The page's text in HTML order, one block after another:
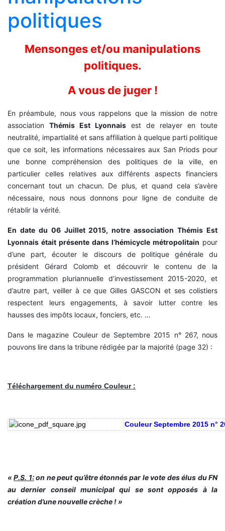
politiques
Mensonges et/ou manipulations
politiques.
A vous de juger !
En préambule, nous vous rappelons que la mission de notre
association Thémis Est Lyonnais est de relayer en toute
neutralité, impartialité et sans affiliation à quelque parti politique
que ce soit, les informations nécessaires aux San Priods pour
une bonne compréhension des politiques de la ville, en
particulier celles relatives aux différents aspects financiers
concernant tout un chacun. De plus, et quand cela s’avère
nécessaire, nous nous donnons pour ligne de conduite de
rétablir la vérité.
En date du 06 Juillet 2015, notre association Thémis Est
Lyonnais était présente dans l’hémicycle métropolitain pour
d’une part, écouter le discours de politique générale du
président Gérard Colomb et découvrir le contenu de la
programmation pluriannuelle d’investissement 2015-2020, et
d’autre part, veiller à ce que Gilles GASCON et ses colistiers
respectent leurs engagements, à savoir lutter contre les
hausses des impôts locaux, fonciers, etc. …
Dans le magazine Couleur de Septembre 2015 n° 267, nous
pouvons lire dans la tribune rédigée par la majorité (page 32) :
Téléchargement du numéro Couleur :
CouleurSeptembre 2015 n°
«P.S. 1:on ne peut qu’être étonnés par le vote des élus du FN
au dernier conseil municipal qui se sont opposés à la
création d’une nouvelle crèche ! »